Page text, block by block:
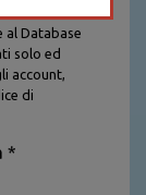
al Database
solo ed
account,
di
legge e
per caso
*